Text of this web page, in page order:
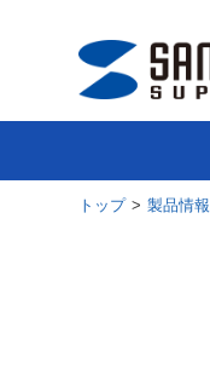
トップ>製品情報